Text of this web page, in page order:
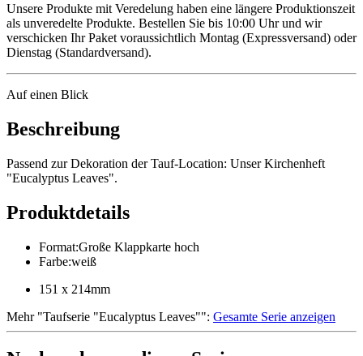
Unsere Produkte mit Veredelung haben eine längere Produktionszeit
als unveredelte Produkte. Bestellen Sie bis 10:00 Uhr und wir
verschicken Ihr Paket voraussichtlich Montag (Expressversand) oder
Dienstag (Standardversand).
Auf einen Blick
Beschreibung
Passend zur Dekoration der Tauf-Location: Unser Kirchenheft
"Eucalyptus Leaves".
Produktdetails
Format:Große Klappkarte hoch
Farbe:weiß
151 x 214mm
Mehr"Taufserie "Eucalyptus Leaves"": Gesamte Serie anzeigen